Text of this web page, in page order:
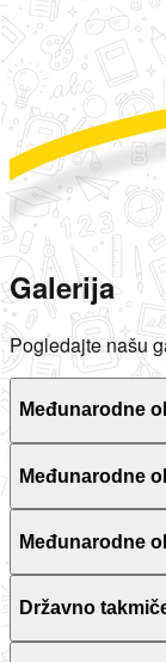
Galerija
Pogledajte našu
Međunarodne
Međunarodne
Međunarodne
Državno